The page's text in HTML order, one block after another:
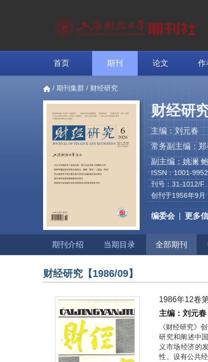
首页 期刊 论文 作
/ 期刊集群 / 财经研究
财经研
主编：刘元春
常务副主编：
副主编：姚澜
ISSN：1001-9952
刊号：31-1012/F
创刊于1956年9
编委会 更多
期刊介绍 当期目录 全部期刊
财经研究 【1986/09】
1986年12卷
主编：刘元春
《财经研究》
研究和阐述中
义市场经济的
性。设有公共